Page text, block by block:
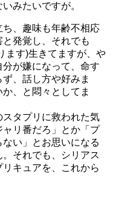
みたいですが。
、趣味も年齢不相応
発覚し、それでも
ます)生きてますが、や
が嫌になって、命す
、話し方や好みま
、と悶々としてま
タプリに救われた気
リ番だろ」とか「プ
い」とお思いになる
それでも、シリアス
キュアを、これから